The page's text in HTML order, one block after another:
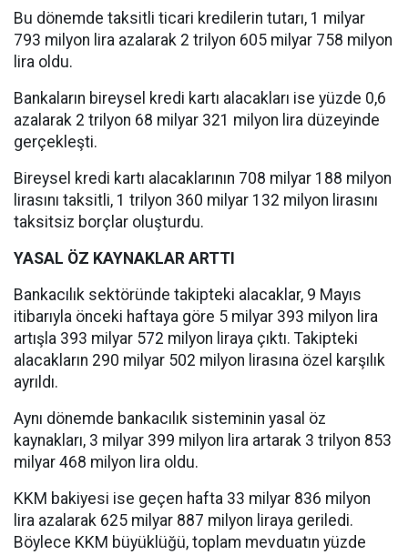
Bu dönemde taksitli ticari kredilerin tutarı, 1 milyar
793 milyon lira azalarak 2 trilyon 605 milyar 758 milyon
lira oldu.
Bankaların bireysel kredi kartı alacakları ise yüzde 0,6
azalarak 2 trilyon 68 milyar 321 milyon lira düzeyinde
gerçekleşti.
Bireysel kredi kartı alacaklarının 708 milyar 188 milyon
lirasını taksitli, 1 trilyon 360 milyar 132 milyon lirasını
taksitsiz borçlar oluşturdu.
YASAL ÖZ KAYNAKLAR ARTTI
Bankacılık sektöründe takipteki alacaklar, 9 Mayıs
itibarıyla önceki haftaya göre 5 milyar 393 milyon lira
artışla 393 milyar 572 milyon liraya çıktı. Takipteki
alacakların 290 milyar 502 milyon lirasına özel karşılık
ayrıldı.
Aynı dönemde bankacılık sisteminin yasal öz
kaynakları, 3 milyar 399 milyon lira artarak 3 trilyon 853
milyar 468 milyon lira oldu.
KKM bakiyesi ise geçen hafta 33 milyar 836 milyon
lira azalarak 625 milyar 887 milyon liraya geriledi.
Böylece KKM büyüklüğü, toplam mevduatın yüzde